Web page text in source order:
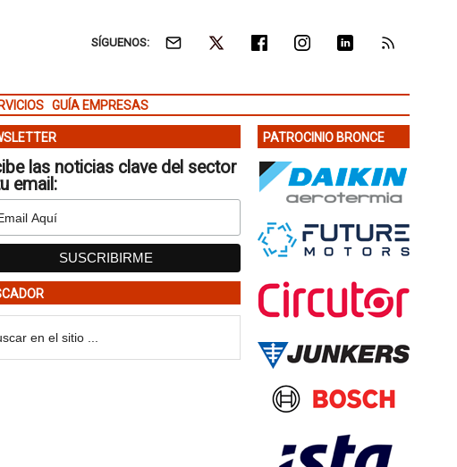
SÍGUENOS:
GUÍA EMPRESAS
las noticias clave del sector
email:
PATROCINIO BRONCE